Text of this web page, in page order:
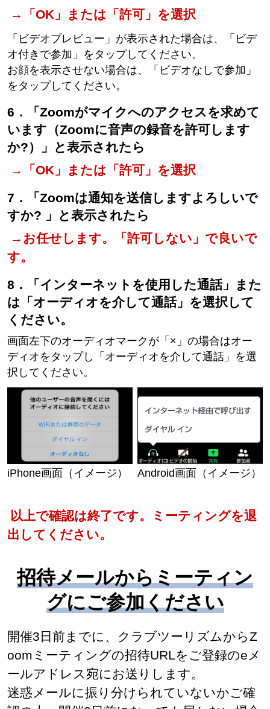
→「OK」または「許可」を選択
「ビデオプレビュー」が表示された場合は、「ビデ
オ付きで参加」をタップしてください。
お顔を表示させない場合は、「ビデオなしで参加」
をタップしてください。
6．「Zoomがマイクへのアクセスを求めて
います（Zoomに音声の録音を許可します
か?）」と表示されたら
→「OK」または「許可」を選択
7．「Zoomは通知を送信しますよろしいで
すか? 」と表示されたら
→お任せします。「許可しない」で良いで
す。
8．「インターネットを使用した通話」また
は「オーディオを介して通話」を選択して
ください。
画面左下のオーディオマークが「×」の場合はオー
ディオをタップし「オーディオを介して通話」を選
択してください。
iPhone画面（イメージ） Android画面（イメージ）
以上で確認は終了です。ミーティングを退
出してください。
招待メールからミーティン
グにご参加ください
開催3日前までに、クラブツーリズムからZ
oomミーティングの招待URLをご登録のeメ
ールアドレス宛にお送りします。
迷惑メールに振り分けられていないかご確